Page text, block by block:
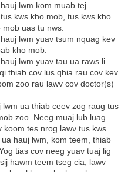
lwm kom muab tej
kws kho mob, tus kws kho
mob uas tu nws.
lwm yuav tsum nquag kev
kho mob.
lwm yuav tau ua raws li
thiab cov lus qhia rau cov kev
zoo rau lawv cov doctor(s)
ua thiab ceev zog raug tus
zoo. Neeg muaj lub luag
koom tes nrog lawv tus kws
hauj lwm, kom teem, thiab
tias cov neeg yuav tuaj lig
hawm teem tseg cia, lawv